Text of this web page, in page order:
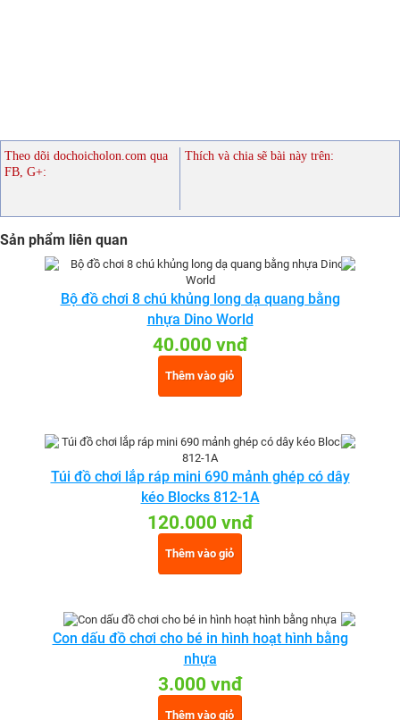
Theo dõi dochoicholon.com qua
FB, G+:
Thích và chia sẽ bài này trên:
Sản phẩm liên quan
Bộ đồ chơi 8 chú khủng long dạ quang bằng
nhựa Dino World
40.000 vnđ
Thêm vào giỏ
Túi đồ chơi lắp ráp mini 690 mảnh ghép có dây
kéo Blocks 812-1A
120.000 vnđ
Thêm vào giỏ
Con dấu đồ chơi cho bé in hình hoạt hình bằng
nhựa
3.000 vnđ
Thêm vào giỏ